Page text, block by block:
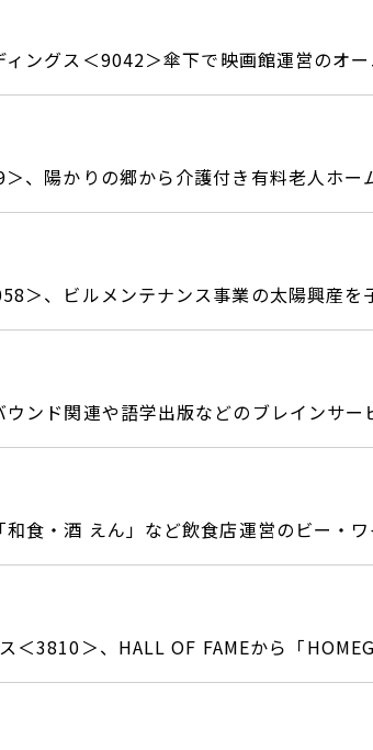
ングス＜9042＞傘下で映画館運営のオ
、陽かりの郷から介護付き有料老人ホー
＞、ビルメンテナンス事業の太陽興産を
ンド関連や語学出版などのブレインサー
食・酒 えん」など飲食店運営のビー・
＜3810＞、HALL OF FAMEから「